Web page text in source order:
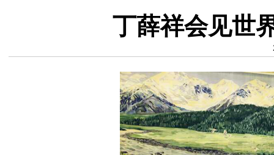
丁薛祥会见世